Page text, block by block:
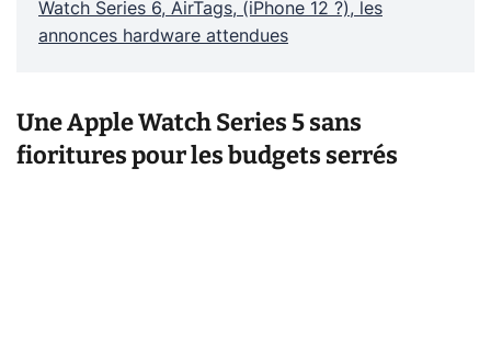
Watch Series 6, AirTags, (iPhone 12 ?), les
annonces hardware attendues
Une Apple Watch Series 5 sans
fioritures pour les budgets serrés